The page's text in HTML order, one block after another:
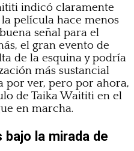
indicó claramente
película hace menos
señal para el
el gran evento de
de la esquina y podría
más sustancial
por ver, pero por ahora,
de Taika Waititi en el
en marcha.
bajo la mirada de